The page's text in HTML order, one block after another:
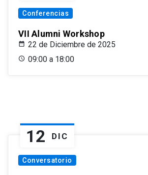
Conferencias
VII Alumni Workshop
22 de Diciembre de 2025
09:00 a 18:00
12 DIC
Conversatorio